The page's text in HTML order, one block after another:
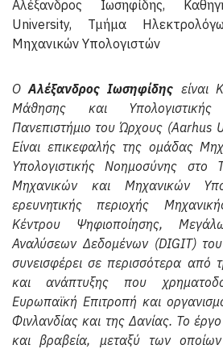
Αλέξανδρος Ιωσηφίδης,
University, Τμήμα
Μηχανικών Υπολογιστών
ΟΑλέξανδρος Ιωσηφίδης είναι
Μάθησης και
Πανεπιστήμιο του Ώρχους (Aarhus
Είναι επικεφαλής της ομάδας
Υπολογιστικής Νοημοσύνης στο
Μηχανικών και Μηχανικών
ερευνητικής περιοχής
Κέντρου Ψηφιοποίησης,
Αναλύσεων Δεδομένων (DIGIT) του
συνεισφέρει σε περισσότερα από
και ανάπτυξης που
Ευρωπαϊκή Επιτροπή και
Φινλανδίας και της Δανίας. Το
και βραβεία, μεταξύ των